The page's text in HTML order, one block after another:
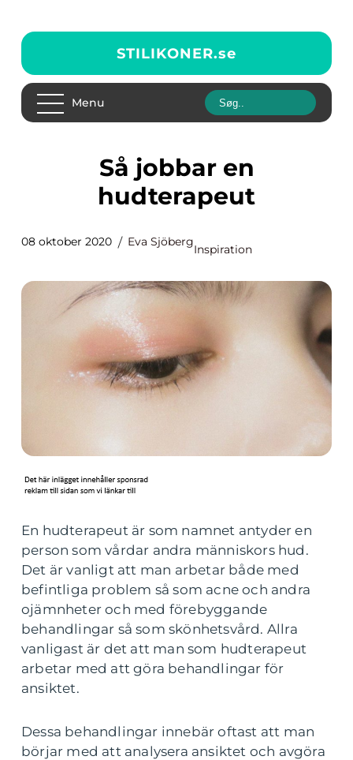
STILIKONER.se
Menu
Så jobbar en
hudterapeut
08 oktober 2020 Eva Sjöberg
Inspiration
En hudterapeut är som namnet antyder en
person som vårdar andra människors hud.
Det är vanligt att man arbetar både med
befintliga problem så som acne och andra
ojämnheter och med förebyggande
behandlingar så som skönhetsvård. Allra
vanligast är det att man som hudterapeut
arbetar med att göra behandlingar för
ansiktet.
Dessa behandlingar innebär oftast att man
börjar med att analysera ansiktet och avgöra